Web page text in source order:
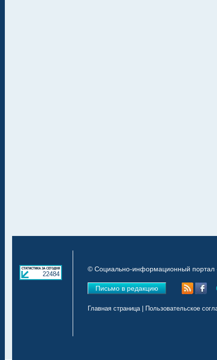
22484
© Социально-информационный портал
Письмо в редакцию
Главная страница| Пользовательское